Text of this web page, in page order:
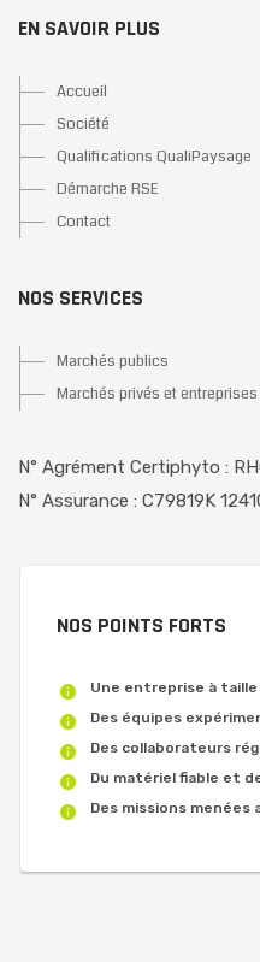
EN SAVOIR PLUS
Accueil
Société
Qualifications QualiPaysage
Démarche RSE
Contact
NOS SERVICES
Marchés publics
Marchés privés et entreprises
N° Agrément Certiphyto :
N° Assurance : C79819K
NOS POINTS FORTS
Une entreprise à taille
Des équipes
Des collaborateurs
Du matériel fiable et
Des missions menées